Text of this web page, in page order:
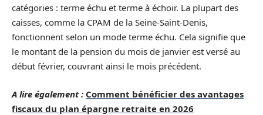
catégories : terme échu et terme à échoir. La plupart des
caisses, comme la CPAM de la Seine-Saint-Denis,
fonctionnent selon un mode terme échu. Cela signifie que
le montant de la pension du mois de janvier est versé au
début février, couvrant ainsi le mois précédent.
A lire également : Comment bénéficier des avantages
fiscaux du plan épargne retraite en 2026